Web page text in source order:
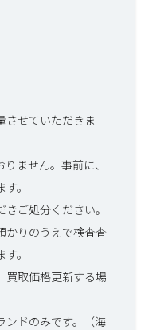
せていただきま
ません。事前に、
。
ご処分ください。
りのうえで検査査
。
取価格更新する場
ドのみです。（海